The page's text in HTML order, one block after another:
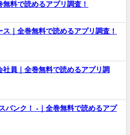
無料で読めるアプリ調査！
ス｜全巻無料で読めるアプリ調査！
社員｜全巻無料で読めるアプリ調
パンク！ -｜全巻無料で読めるアプ